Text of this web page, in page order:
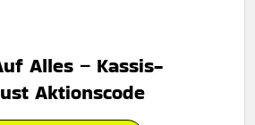
Alles – Kassis-
Aktionscode